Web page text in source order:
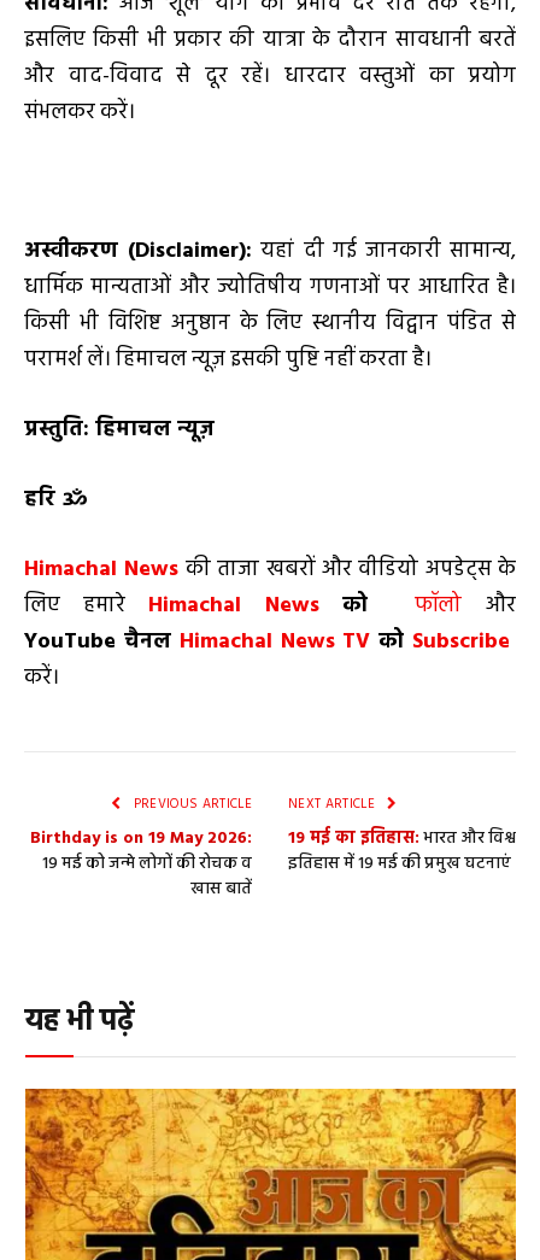
इसलिए किसी भी प्रकार की यात्रा के दौरान सावधानी बरतें
और वाद-विवाद से दूर रहें। धारदार वस्तुओं का प्रयोग
संभलकर करें।
अस्वीकरण (Disclaimer): यहां दी गई जानकारी सामान्य,
धार्मिक मान्यताओं और ज्योतिषीय गणनाओं पर आधारित है।
किसी भी विशिष्ट अनुष्ठान के लिए स्थानीय विद्वान पंडित से
परामर्श लें। हिमाचल न्यूज़ इसकी पुष्टि नहीं करता है।
प्रस्तुति: हिमाचल न्यूज़
हरि ॐ
Himachal News की ताजा खबरों और वीडियो अपडेट्स के
लिए हमारे Himachal News को फॉलो
और
YouTube चैनल Himachal News TVको Subscribe
करें।
PREVIOUS ARTICLE
Birthday is on 19 May 2026:
19 मई को जन्मे लोगों की रोचक व
खास बातें
NEXT ARTICLE
19 मई का इतिहास:भारत और विश्व
इतिहास में 19 मई की प्रमुख घटनाएं
यह भी पढ़ें